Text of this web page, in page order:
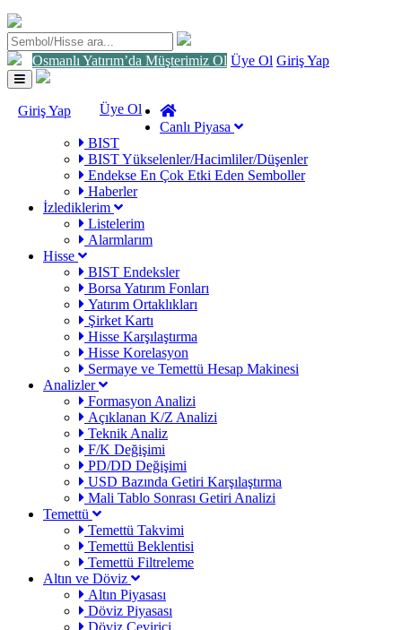
Osmanlı Yatırım’da Müşterimiz Ol Üye Ol Giriş Yap
Toggle
navigation
Giriş Yap
Üye Ol
Canlı Piyasa
BIST
BIST Yükselenler/Hacimliler/Düşenler
Endekse En Çok Etki Eden Semboller
Haberler
İzlediklerim
Listelerim
Alarmlarım
Hisse
BIST Endeksler
Borsa Yatırım Fonları
Yatırım Ortaklıkları
Şirket Kartı
Hisse Karşılaştırma
Hisse Korelasyon
Sermaye ve Temettü Hesap Makinesi
Analizler
Formasyon Analizi
Açıklanan K/Z Analizi
Teknik Analiz
F/K Değişimi
PD/DD Değişimi
USD Bazında Getiri Karşılaştırma
Mali Tablo Sonrası Getiri Analizi
Temettü
Temettü Takvimi
Temettü Beklentisi
Temettü Filtreleme
Altın ve Döviz
Altın Piyasası
Döviz Piyasası
Döviz Çevirici